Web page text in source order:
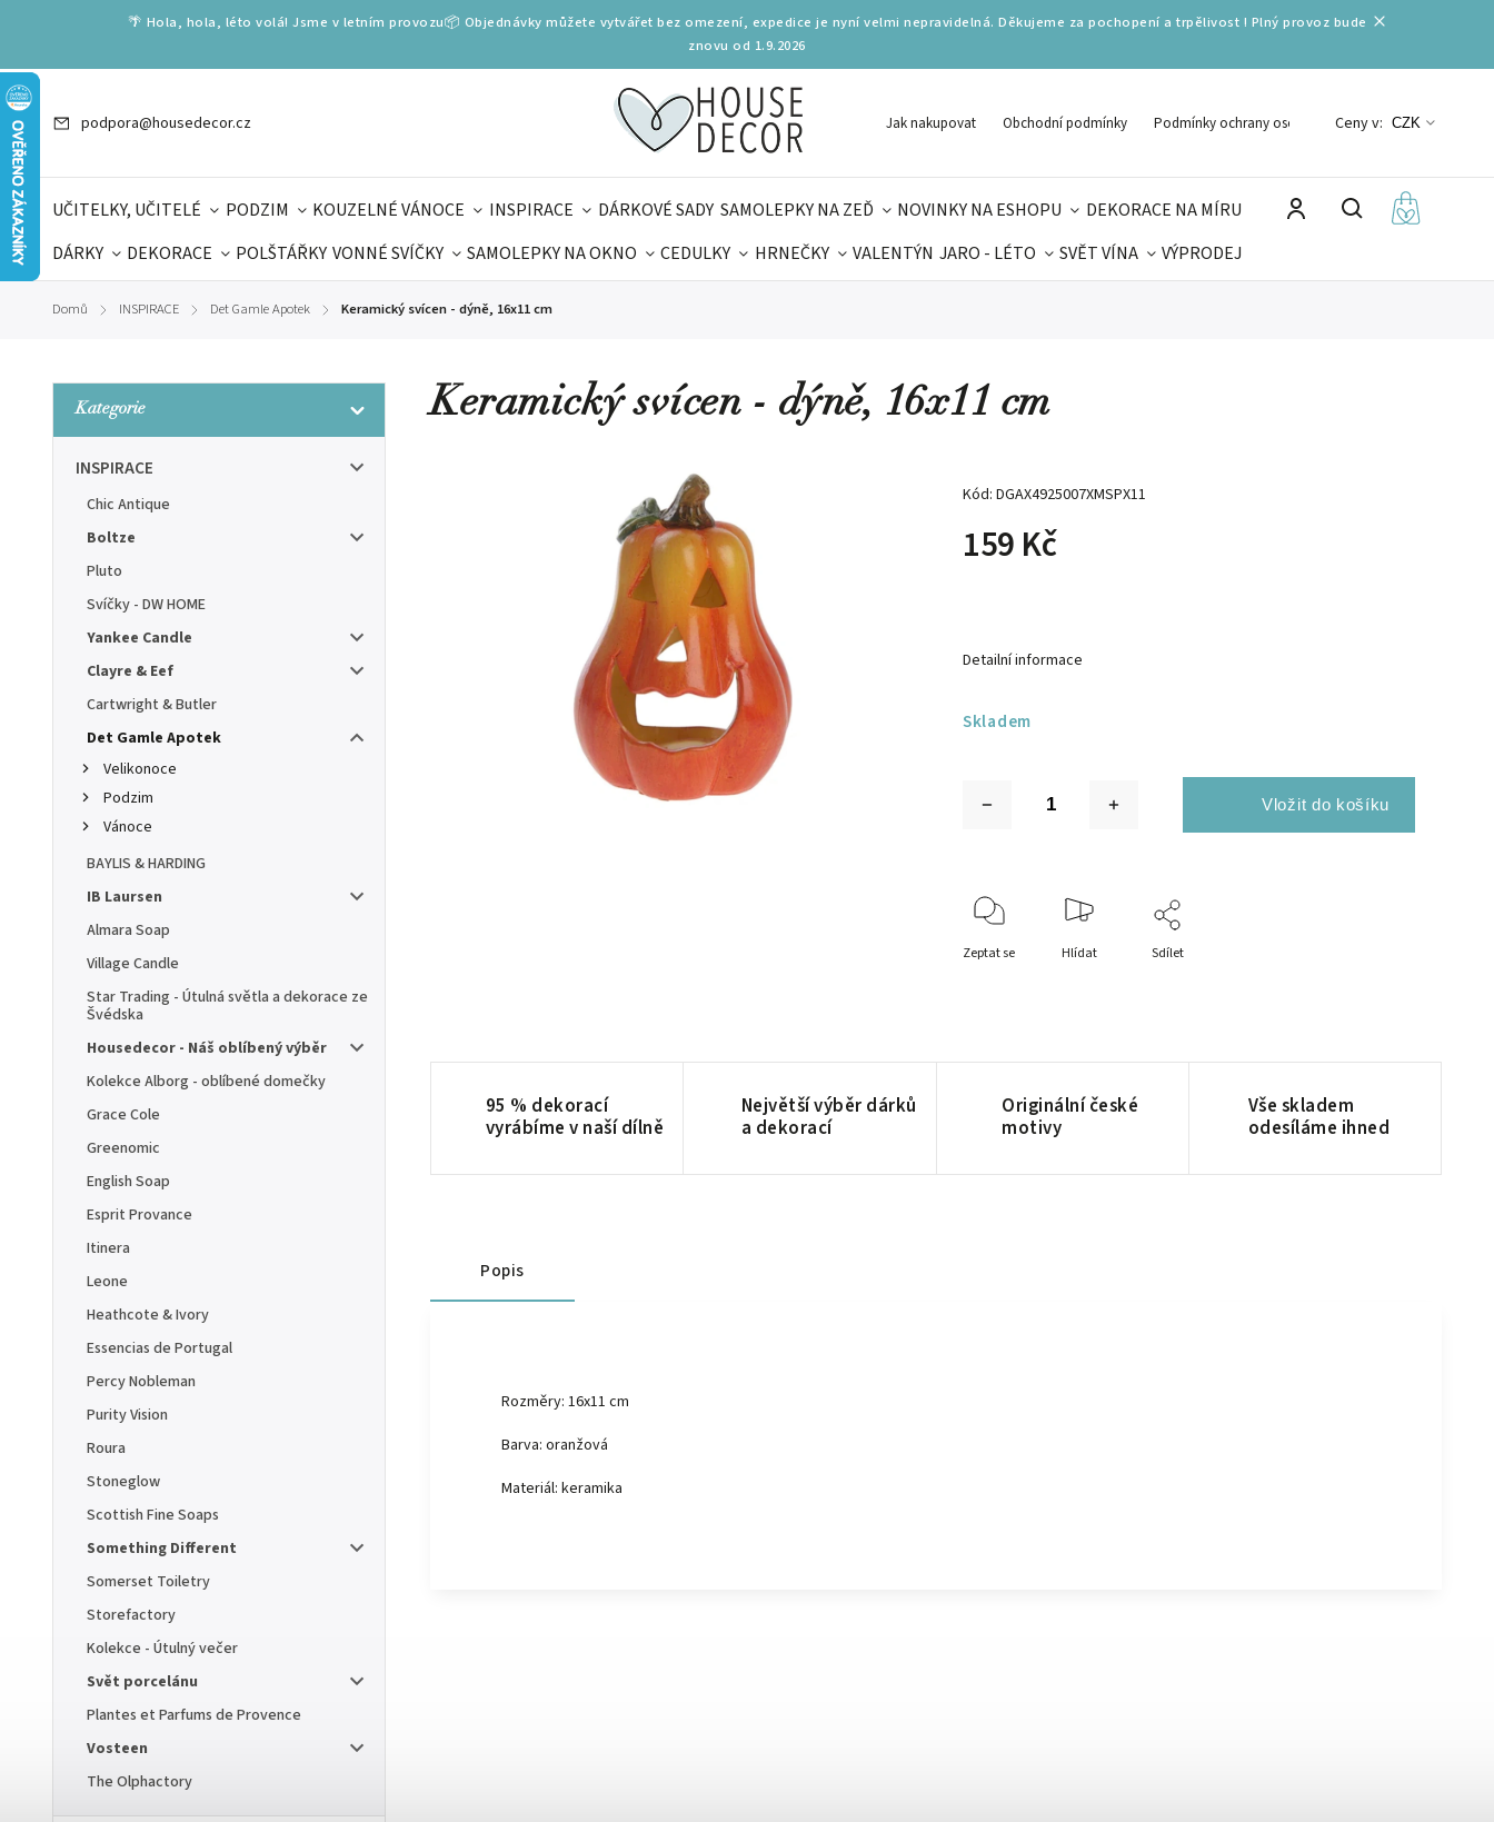
🌴 Hola, hola, léto volá! Jsme v letním provozu📦 Objednávky můžete vytvářet bez omezení, expedice je nyní velmi nepravidelná. Děkujeme za pochopení a trpělivost ! Plný provoz bude
znovu od 1.9.2026
podpora@housedecor.cz Jak nakupovat Obchodní podmínky Podmínky ochrany osobních údajů
Ceny v: CZK
UČITELKY, UČITELÉ PODZIM KOUZELNÉ VÁNOCE INSPIRACE DÁRKOVÉ SADY SAMOLEPKY NA ZEĎ NOVINKY NA ESHOPU
DEKORACE NA MÍRU
DÁRKY
DEKORACE POLŠTÁŘKY VONNÉ SVÍČKY SAMOLEPKY NA OKNO CEDULKY HRNEČKY VALENTÝN JARO - LÉTO SVĚT VÍNA
VÝPRODEJ
DÁRKOVÉ VOUCHERY ŠKOLA VOLÁ
Domů / INSPIRACE / Det Gamle Apotek / Keramický svícen - dýně, 16x11 cm
Kategorie
INSPIRACE
Chic Antique
Boltze
Pluto
Svíčky - DW HOME
Yankee Candle
Clayre & Eef
Cartwright & Butler
Det Gamle Apotek
Velikonoce
Podzim
Vánoce
BAYLIS & HARDING
IB Laursen
Almara Soap
Village Candle
Star Trading - Útulná světla a dekorace ze
Švédska
Housedecor - Náš oblíbený výběr
Kolekce Alborg - oblíbené domečky
Grace Cole
Greenomic
English Soap
Esprit Provance
Itinera
Leone
Heathcote & Ivory
Essencias de Portugal
Percy Nobleman
Purity Vision
Roura
Stoneglow
Scottish Fine Soaps
Something Different
Somerset Toiletry
Storefactory
Kolekce - Útulný večer
Svět porcelánu
Plantes et Parfums de Provence
Vosteen
The Olphactory
Keramický svícen - dýně, 16x11 cm
Kód: DGAX4925007XMSPX11
159 Kč
Skladem
Detailní informace
Zeptat se Hlídat Sdílet
95 % dekorací
vyrábíme v naší dílně
Největší výběr dárků
a dekorací
Originální české
motivy
Vše skladem
odesíláme ihned
Popis
Rozměry: 16x11 cm
Barva: oranžová
Materiál: keramika